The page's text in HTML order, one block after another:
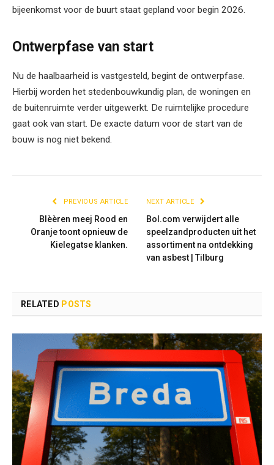
bijeenkomst voor de buurt staat gepland voor begin 2026.
Ontwerpfase van start
Nu de haalbaarheid is vastgesteld, begint de ontwerpfase.
Hierbij worden het stedenbouwkundig plan, de woningen en
de buitenruimte verder uitgewerkt. De ruimtelijke procedure
gaat ook van start. De exacte datum voor de start van de
bouw is nog niet bekend.
PREVIOUS ARTICLE
Blèèren meej Rood en
Oranje toont opnieuw de
Kielegatse klanken.
NEXT ARTICLE
Bol.com verwijdert alle
speelzandproducten uit het
assortiment na ontdekking
van asbest | Tilburg
RELATED POSTS